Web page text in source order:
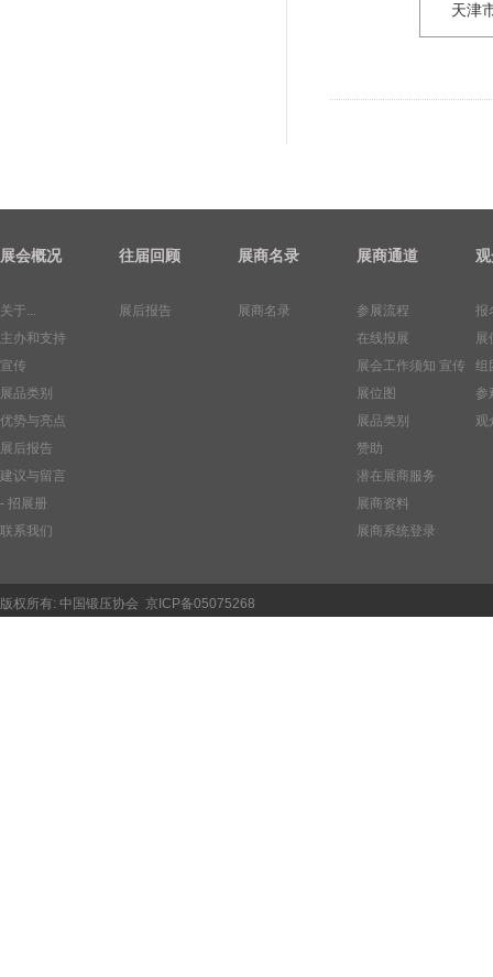
天津
展会概况
关于...
主办和支持
宣传
展品类别
优势与亮点
展后报告
建议与留言
- 招展册
联系我们
往届回顾
展后报告
展商名录
展商名录
展商通道
参展流程
在线报展
展会工作须知 宣传
展位图
展品类别
赞助
潜在展商服务
展商资料
展商系统登录
报
展
组
参
观
版权所有: 中国锻压协会 京ICP备05075268